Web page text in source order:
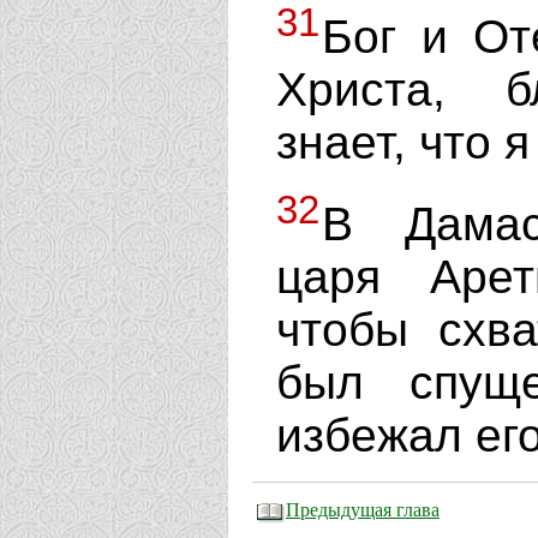
31Бог и
Христа,
знает, что
32В
царя
чтобы
был
избежал
Предыдущая глава